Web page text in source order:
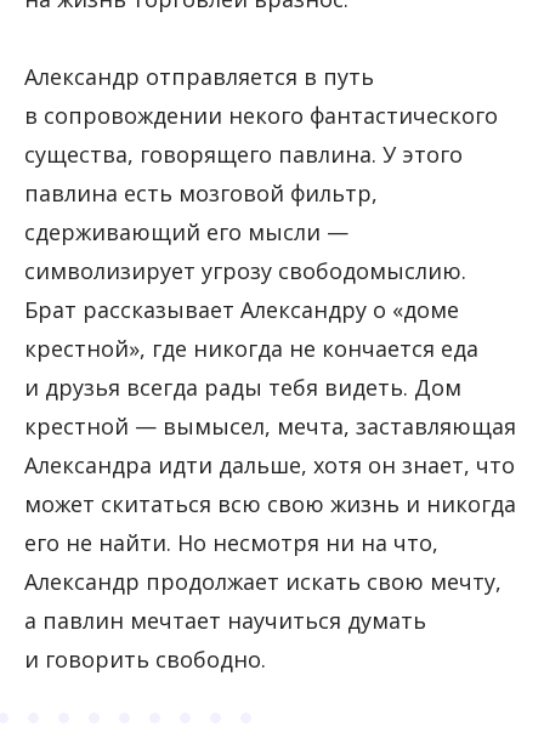
Александр отправляется в путь
в сопровождении некого фантастического
существа, говорящего павлина. У этого
павлина есть мозговой фильтр,
сдерживающий его мысли —
символизирует угрозу свободомыслию.
Брат рассказывает Александру о «доме
крестной», где никогда не кончается еда
и друзья всегда рады тебя видеть. Дом
крестной — вымысел, мечта, заставляющая
Александра идти дальше, хотя он знает, что
может скитаться всю свою жизнь и никогда
его не найти. Но несмотря ни на что,
Александр продолжает искать свою мечту,
а павлин мечтает научиться думать
и говорить свободно.